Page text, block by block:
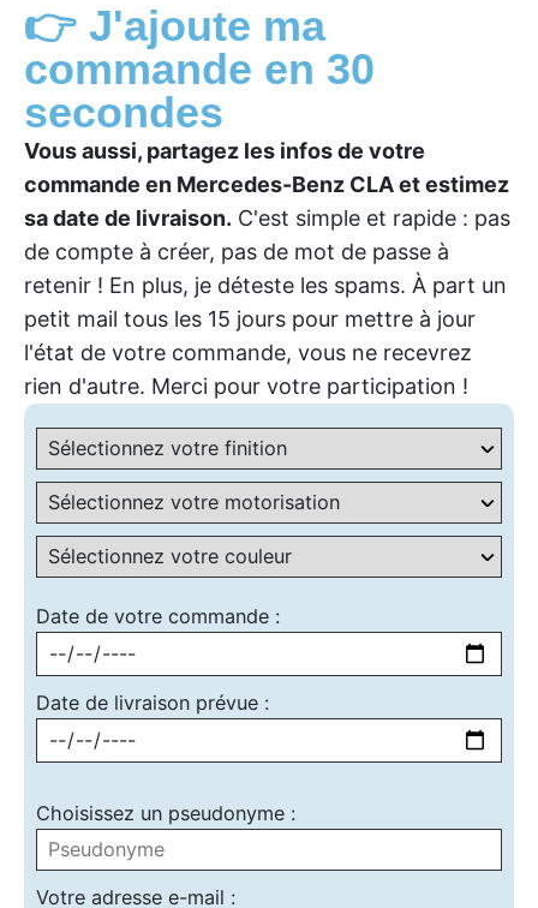
👉 J'ajoute ma
commande en 30
secondes
Vous aussi, partagez les infos de votre
commande en Mercedes-Benz CLA et estimez
sa date de livraison. C'est simple et rapide : pas
de compte à créer, pas de mot de passe à
retenir ! En plus, je déteste les spams. À part un
petit mail tous les 15 jours pour mettre à jour
l'état de votre commande, vous ne recevrez
rien d'autre. Merci pour votre participation !
Date de votre commande :
Date de livraison prévue :
Choisissez un pseudonyme :
Votre adresse e-mail :